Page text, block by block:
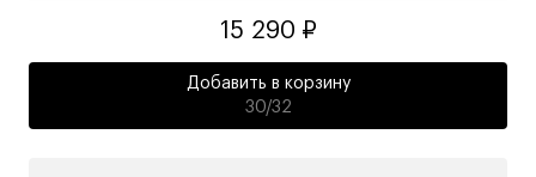
15 290 ₽
Добавить в корзину
30/32